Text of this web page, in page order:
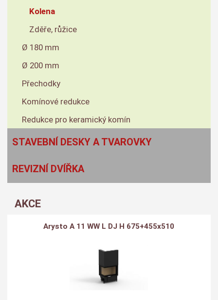
Kolena
Zděře, růžice
Ø 180 mm
Ø 200 mm
Přechodky
Komínové redukce
Redukce pro keramický komín
STAVEBNÍ DESKY A TVAROVKY
REVIZNÍ DVÍŘKA
AKCE
Arysto A 11 WW L DJ H 675+455x510